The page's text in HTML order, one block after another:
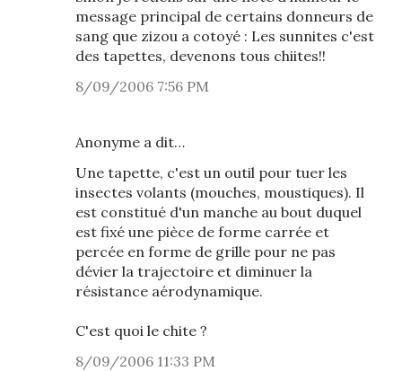
message principal de certains donneurs de
sang que zizou a cotoyé : Les sunnites c'est
des tapettes, devenons tous chiites!!
8/09/2006 7:56 PM
Anonyme a dit…
Une tapette, c'est un outil pour tuer les
insectes volants (mouches, moustiques). Il
est constitué d'un manche au bout duquel
est fixé une pièce de forme carrée et
percée en forme de grille pour ne pas
dévier la trajectoire et diminuer la
résistance aérodynamique.
C'est quoi le chite ?
8/09/2006 11:33 PM